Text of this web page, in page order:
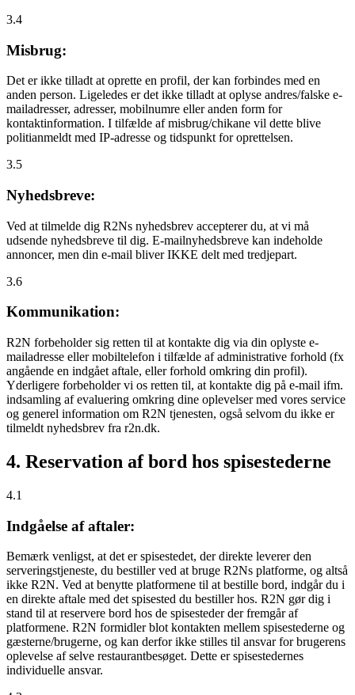
3.4
Misbrug:
Det er ikke tilladt at oprette en profil, der kan forbindes med en
anden person. Ligeledes er det ikke tilladt at oplyse andres/falske e-
mailadresser, adresser, mobilnumre eller anden form for
kontaktinformation. I tilfælde af misbrug/chikane vil dette blive
politianmeldt med IP-adresse og tidspunkt for oprettelsen.
3.5
Nyhedsbreve:
Ved at tilmelde dig R2Ns nyhedsbrev accepterer du, at vi må
udsende nyhedsbreve til dig. E-mailnyhedsbreve kan indeholde
annoncer, men din e-mail bliver IKKE delt med tredjepart.
3.6
Kommunikation:
R2N forbeholder sig retten til at kontakte dig via din oplyste e-
mailadresse eller mobiltelefon i tilfælde af administrative forhold (fx
angående en indgået aftale, eller forhold omkring din profil).
Yderligere forbeholder vi os retten til, at kontakte dig på e-mail ifm.
indsamling af evaluering omkring dine oplevelser med vores service
og generel information om R2N tjenesten, også selvom du ikke er
tilmeldt nyhedsbrev fra r2n.dk.
4. Reservation af bord hos spisestederne
4.1
Indgåelse af aftaler:
Bemærk venligst, at det er spisestedet, der direkte leverer den
serveringstjeneste, du bestiller ved at bruge R2Ns platforme, og altså
ikke R2N. Ved at benytte platformene til at bestille bord, indgår du i
en direkte aftale med det spisested du bestiller hos. R2N gør dig i
stand til at reservere bord hos de spisesteder der fremgår af
platformene. R2N formidler blot kontakten mellem spisestederne og
gæsterne/brugerne, og kan derfor ikke stilles til ansvar for brugerens
oplevelse af selve restaurantbesøget. Dette er spisestedernes
individuelle ansvar.